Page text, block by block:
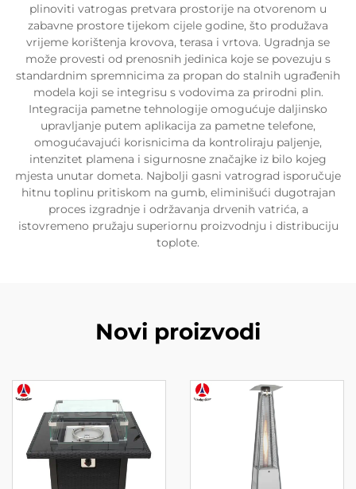
plinoviti vatrogas pretvara prostorije na otvorenom u
zabavne prostore tijekom cijele godine, što produžava
vrijeme korištenja krovova, terasa i vrtova. Ugradnja se
može provesti od prenosnih jedinica koje se povezuju s
standardnim spremnicima za propan do stalnih ugrađenih
modela koji se integrisu s vodovima za prirodni plin.
Integracija pametne tehnologije omogućuje daljinsko
upravljanje putem aplikacija za pametne telefone,
omogućavajući korisnicima da kontroliraju paljenje,
intenzitet plamena i sigurnosne značajke iz bilo kojeg
mjesta unutar dometa. Najbolji gasni vatrograd isporučuje
hitnu toplinu pritiskom na gumb, eliminišući dugotrajan
proces izgradnje i održavanja drvenih vatrića, a
istovremeno pružaju superiornu proizvodnju i distribuciju
toplote.
Novi proizvodi